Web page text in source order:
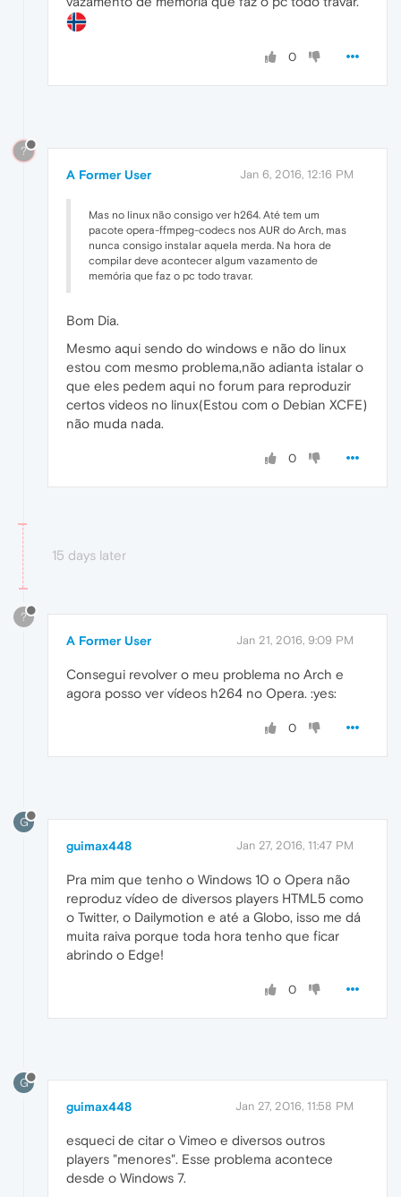
0
?
A Former User Jan 6, 2016, 12:16 PM
Mas no linux não consigo ver h264. Até tem um
pacote opera-ffmpeg-codecs nos AUR do Arch, mas
nunca consigo instalar aquela merda. Na hora de
compilar deve acontecer algum vazamento de
memória que faz o pc todo travar.
Bom Dia.
Mesmo aqui sendo do windows e não do linux
estou com mesmo problema,não adianta istalar o
que eles pedem aqui no forum para reproduzir
certos videos no linux(Estou com o Debian XCFE)
não muda nada.
0
15 days later
?
A Former User Jan 21, 2016, 9:09 PM
Consegui revolver o meu problema no Arch e
agora posso ver vídeos h264 no Opera. :yes:
0
G
guimax448 Jan 27, 2016, 11:47 PM
Pra mim que tenho o Windows 10 o Opera não
reproduz vídeo de diversos players HTML5 como
o Twitter, o Dailymotion e até a Globo, isso me dá
muita raiva porque toda hora tenho que ficar
abrindo o Edge!
0
G
guimax448 Jan 27, 2016, 11:58 PM
esqueci de citar o Vimeo e diversos outros
players "menores". Esse problema acontece
desde o Windows 7.